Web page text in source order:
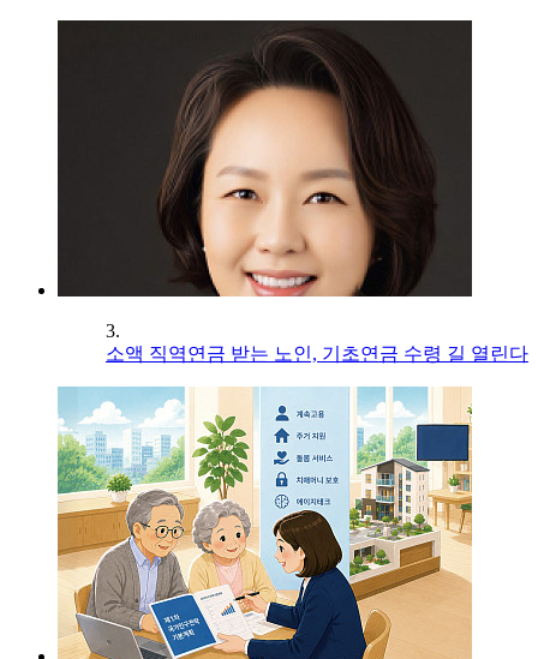
3.
소액 직역연금 받는 노인, 기초연금 수령 길 열린다